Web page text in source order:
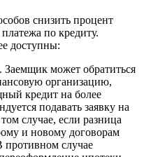
снизить процент
по кредиту.
доступны:
может обратиться
организацию,
кредит на более
подавать заявку на
случае, если разница
и новому договорам
противном случае